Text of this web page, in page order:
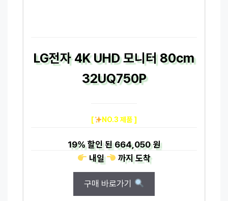
LG전자 4K UHD 모니터 80cm
32UQ750P
[ NO.3 제품 ]
19%할인 된664,050 원
내일
까지도착
구매 바로가기